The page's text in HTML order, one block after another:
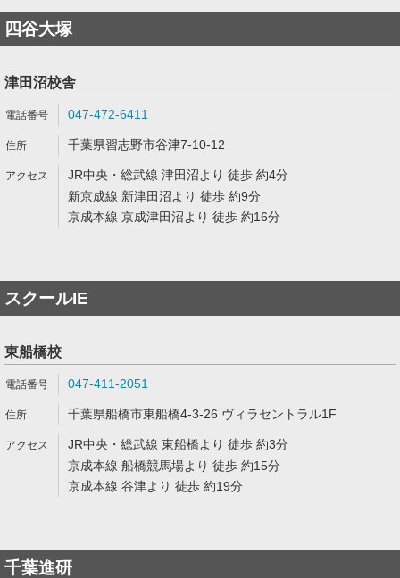
四谷大塚
津田沼校舎
047-472-6411
千葉県習志野市谷津7-10-12
JR中央・総武線 津田沼より 徒歩 約4分
新京成線 新津田沼より 徒歩 約9分
京成本線 京成津田沼より 徒歩 約16分
スクールIE
東船橋校
047-411-2051
千葉県船橋市東船橋4-3-26 ヴィラセントラル1F
JR中央・総武線 東船橋より 徒歩 約3分
京成本線 船橋競馬場より 徒歩 約15分
京成本線 谷津より 徒歩 約19分
千葉進研